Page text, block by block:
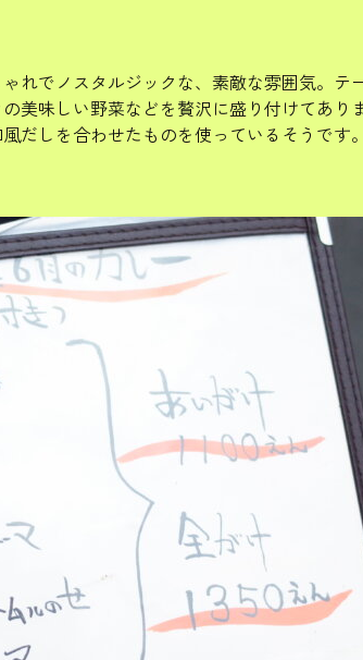
れでノスタルジックな、素敵な雰囲気。
美味しい野菜などを贅沢に盛り付けてあ
だしを合わせたものを使っているそうで